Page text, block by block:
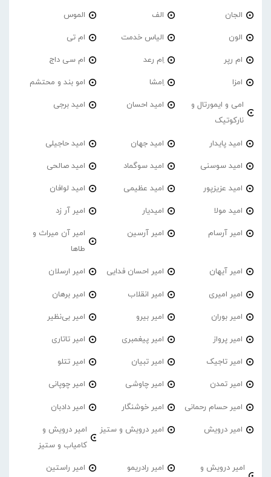
الجان الف الموس
الون الیاس خدمت ام تی
ام رپر اِم رعد ام سی داج
امزا اِمشا امو بند و محتشم
امی و ایمورتال و
نارکوتیک
امید احسان امید برجی
امید پایدار امید جهان امید حاجیلی
امید سوسنی امید سوگماد امید صالحی
امید عزیزپور امید عظیمی امید لوافان
امید مولا امیدیار امیر آر زد
امیر آرسام امیر آرسین
امیر آن میراث و
طاها
امیر آیهان امیر احسان فدایی امیر ارسلان
امیر امیری امیر انقلاب امیر برهان
امیر‌ بوران امیر بیرو امیر بی‌نظیر
امیر پرواز امیر پیغمبری امیر تاتاری
امیر تاجیک امیر تبیان امیر تتلو
امیر تمدن امیر چاوشی امیر چوپانی
امیر حسام رحمانی امیر خوشنگار امیر دادبان
امیر درویش امیر درویش و ستیز
امیر درویش و
کامیاب و ستیز
امیر درویش و
امیر رادریمو امیر راستین